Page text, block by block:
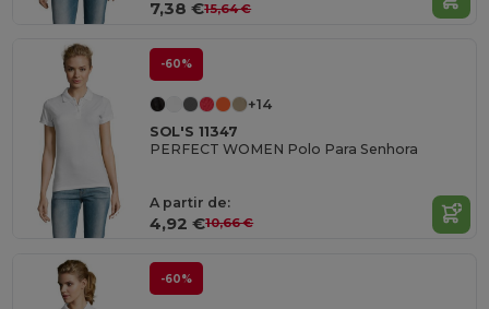
7,38 €15,64 €
-60%
+14
SOL'S 11347
PERFECT WOMEN Polo Para Senhora
A partir de:
4,92 €10,66 €
-60%